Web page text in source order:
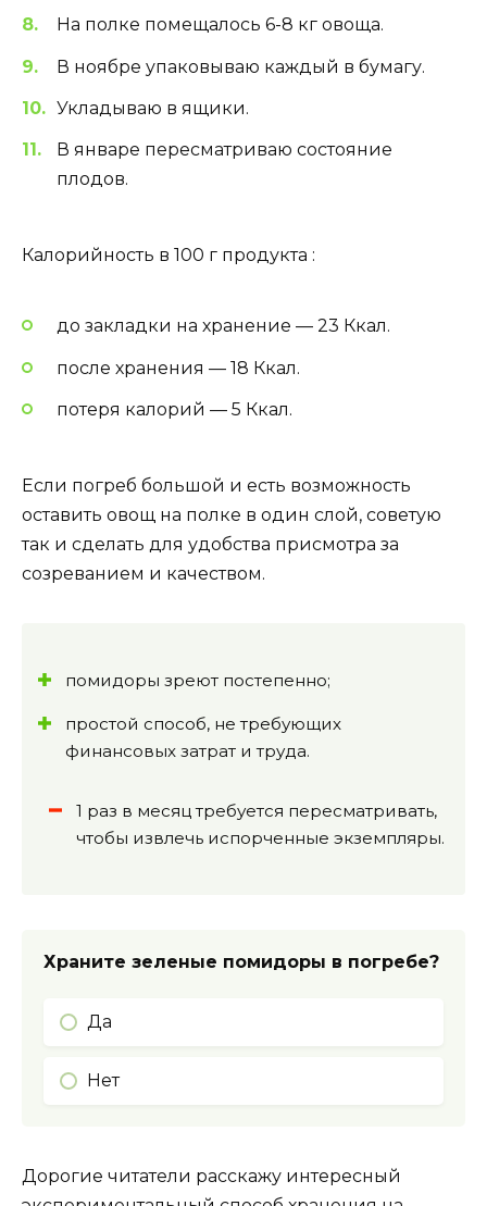
На полке помещалось 6-8 кг овоща.
В ноябре упаковываю каждый в бумагу.
Укладываю в ящики.
В январе пересматриваю состояние
плодов.
Калорийность в 100 г продукта :
до закладки на хранение — 23 Ккал.
после хранения — 18 Ккал.
потеря калорий — 5 Ккал.
Если погреб большой и есть возможность
оставить овощ на полке в один слой, советую
так и сделать для удобства присмотра за
созреванием и качеством.
помидоры зреют постепенно;
простой способ, не требующих
финансовых затрат и труда.
1 раз в месяц требуется пересматривать,
чтобы извлечь испорченные экземпляры.
Храните зеленые помидоры в погребе?
Да
Нет
Дорогие читатели расскажу интересный